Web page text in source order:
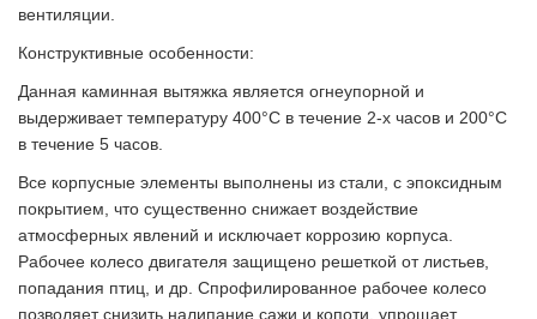
вентиляции.
Конструктивные особенности:
Данная каминная вытяжка является огнеупорной и
выдерживает температуру 400°С в течение 2-х часов и 200°С
в течение 5 часов.
Все корпусные элементы выполнены из стали, с эпоксидным
покрытием, что существенно снижает воздействие
атмосферных явлений и исключает коррозию корпуса.
Рабочее колесо двигателя защищено решеткой от листьев,
попадания птиц, и др. Спрофилированное рабочее колесо
позволяет снизить налипание сажи и копоти, упрощает